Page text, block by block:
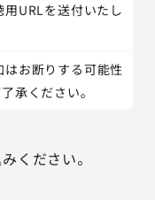
URLを送付いたし
お断りする可能性
承ください。
ください。